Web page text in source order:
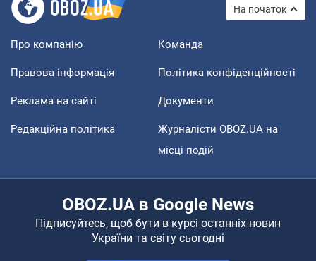
На початок
Про компанію Команда
Правова інформація Політика конфіденційності
Реклама на сайті Документи
Редакційна політика
Журналісти OBOZ.UA на
місці подій
OBOZ.UA в Google News
Підписуйтесь, щоб бути в курсі останніх новин
України та світу сьогодні